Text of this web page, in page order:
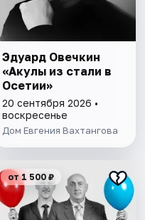
Эдуард Овечкин
«Акулы из стали в
Осетии»
20 сентября 2026 •
воскресенье
Дом Евгения Вахтангова
от 1 500 ₽